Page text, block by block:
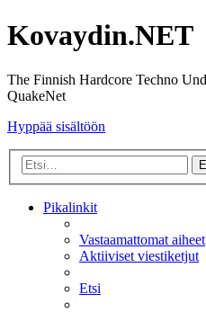
Kovaydin.NET
The Finnish Hardcore Techno
QuakeNet
Hyppää sisältöön
Pikalinkit
Vastaamattomat aiheet
Aktiiviset viestiketjut
Etsi